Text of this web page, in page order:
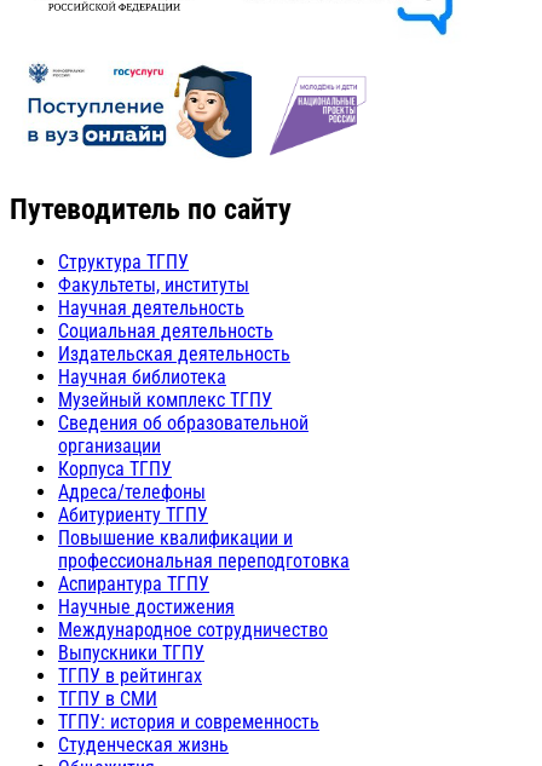
Путеводитель по сайту
Структура ТГПУ
Факультеты, институты
Научная деятельность
Социальная деятельность
Издательская деятельность
Научная библиотека
Музейный комплекс ТГПУ
Сведения об образовательной
организации
Корпуса ТГПУ
Адреса/телефоны
Абитуриенту ТГПУ
Повышение квалификации и
профессиональная переподготовка
Аспирантура ТГПУ
Научные достижения
Международное сотрудничество
Выпускники ТГПУ
ТГПУ в рейтингах
ТГПУ в СМИ
ТГПУ: история и современность
Студенческая жизнь